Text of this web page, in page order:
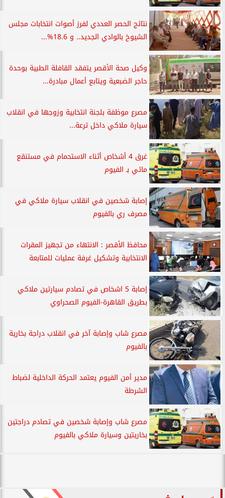
نتائج الحصر العددي لفرز أصوات انتخابات مجلس
الشيوخ بالوادي الجديد.. و 18.6%...
وكيل صحة الأقصر يتفقد القافلة الطبية بوحدة
حاجر الضبعية ويتابع أعمال مبادرة...
مصرع موظفة بلجنة انتخابية وزوجها في انقلاب
سيارة ملاكي داخل ترعة...
غرق 4 أشخاص أثناء الاستحمام في مستنقع
مائي بـ الفيوم
إصابة شخصين في انقلاب سيارة ملاكي في
مصرف ري بالفيوم
محافظ الأقصر : الانتهاء من تجهيز المقرات
الانتخابية وتشكيل غرفة عمليات للمتابعة
إصابة 5 اشخاص في تصادم سيارتين ملاكي
بطريق القاهرة-الفيوم الصحراوي
مصرع شاب وإصابة آخر في انقلاب دراجة بخارية
بالفيوم
مدير أمن الفيوم يعتمد الحركة الداخلية لضباط
الشرطة
مصرع شاب وإصابة شخصين في تصادم دراجتين
بخاريتين وسيارة ملاكي بالفيوم